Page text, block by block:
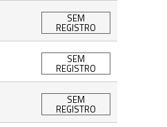
SEM
REGISTRO
SEM
REGISTRO
SEM
REGISTRO